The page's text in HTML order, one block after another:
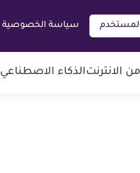
المستخدم سياسة الخصوصية
الانترنتالذكاء الاصطناعي AI